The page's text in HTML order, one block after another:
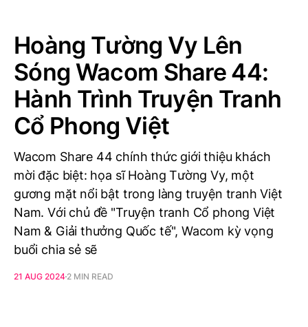
Hoàng Tường Vy Lên
Sóng Wacom Share 44:
Hành Trình Truyện Tranh
Cổ Phong Việt
Wacom Share 44 chính thức giới thiệu khách
mời đặc biệt: họa sĩ Hoàng Tường Vy, một
gương mặt nổi bật trong làng truyện tranh Việt
Nam. Với chủ đề "Truyện tranh Cổ phong Việt
Nam & Giải thưởng Quốc tế", Wacom kỳ vọng
buổi chia sẻ sẽ
21 AUG 2024 2 MIN READ